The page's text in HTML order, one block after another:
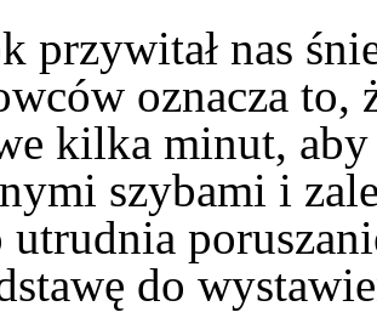
przywitał nas
oznacza to,
kilka minut, aby
szybami i
do